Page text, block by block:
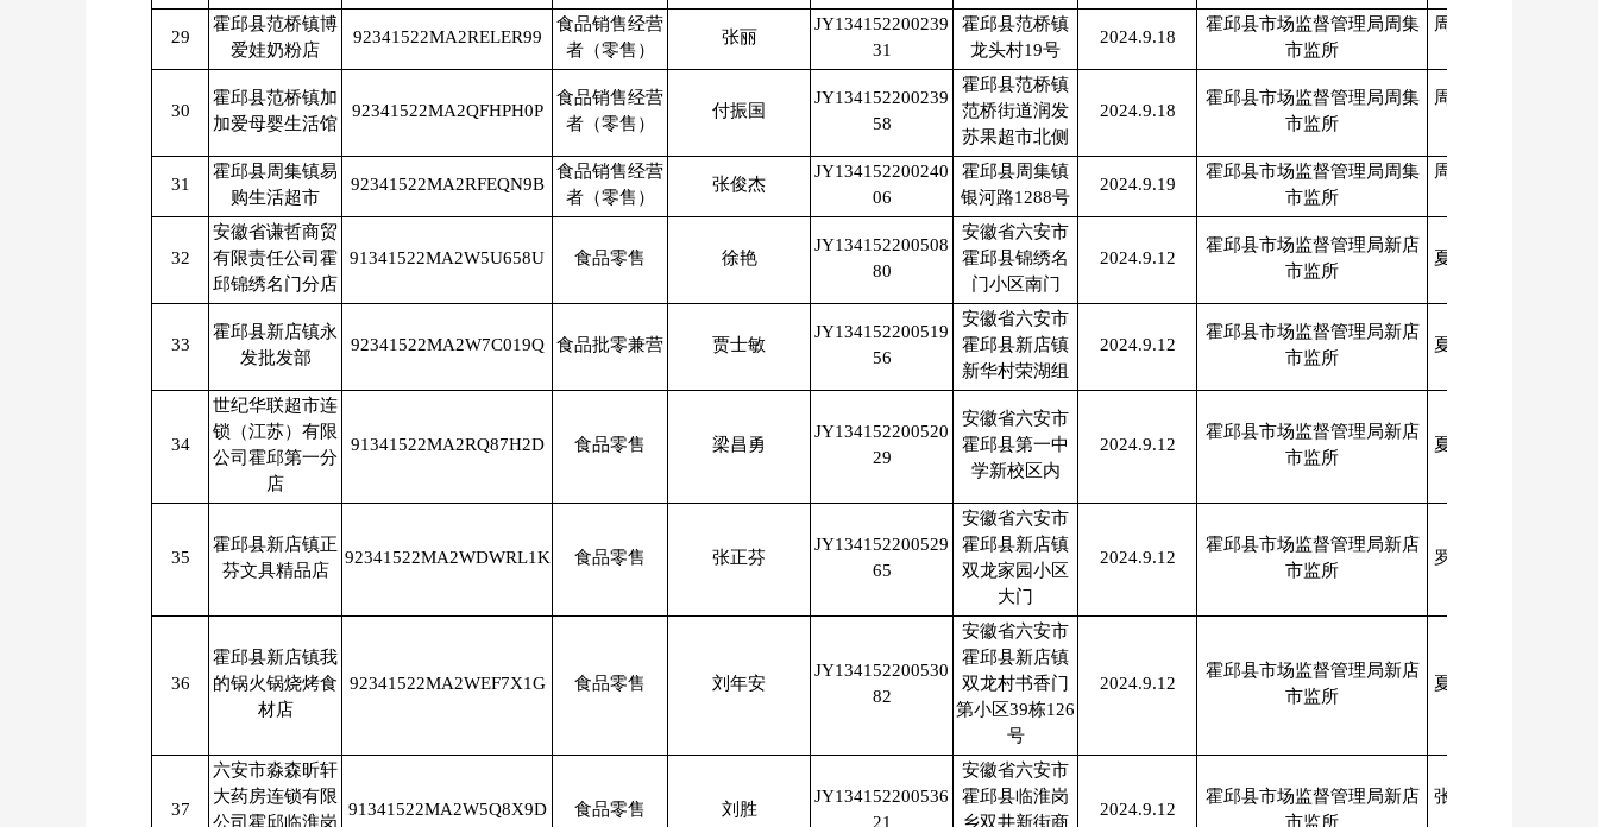
29
霍邱县范桥镇博
爱娃奶粉店
92341522MA2RELER99
食品销售经营
者（零售）
张丽
JY134152200239
31
霍邱县范桥镇
龙头村19号
2024.9.18
霍邱县市场监督管理局周集
市监所
周本军、温德
30
霍邱县范桥镇加
加爱母婴生活馆
92341522MA2QFHPH0P
食品销售经营
者（零售）
付振国
JY134152200239
58
霍邱县范桥镇
范桥街道润发
苏果超市北侧
2024.9.18
霍邱县市场监督管理局周集
市监所
周本军、温德
31
霍邱县周集镇易
购生活超市
92341522MA2RFEQN9B
食品销售经营
者（零售）
张俊杰
JY134152200240
06
霍邱县周集镇
银河路1288号
2024.9.19
霍邱县市场监督管理局周集
市监所
周本军、温德
32
安徽省谦哲商贸
有限责任公司霍
邱锦绣名门分店
91341522MA2W5U658U 食品零售 徐艳
JY134152200508
80
安徽省六安市
霍邱县锦绣名
门小区南门
2024.9.12
霍邱县市场监督管理局新店
市监所
夏保强、沙剑
33
霍邱县新店镇永
发批发部
92341522MA2W7C019Q 食品批零兼营 贾士敏
JY134152200519
56
安徽省六安市
霍邱县新店镇
新华村荣湖组
2024.9.12
霍邱县市场监督管理局新店
市监所
夏保强、沙剑
34
世纪华联超市连
锁（江苏）有限
公司霍邱第一分
店
91341522MA2RQ87H2D 食品零售 梁昌勇
JY134152200520
29
安徽省六安市
霍邱县第一中
学新校区内
2024.9.12
霍邱县市场监督管理局新店
市监所
夏保强、沙剑
35
霍邱县新店镇正
芬文具精品店
92341522MA2WDWRL1K 食品零售 张正芬
JY134152200529
65
安徽省六安市
霍邱县新店镇
双龙家园小区
大门
2024.9.12
霍邱县市场监督管理局新店
市监所
罗会成、张升
36
霍邱县新店镇我
的锅火锅烧烤食
材店
92341522MA2WEF7X1G 食品零售 刘年安
JY134152200530
82
安徽省六安市
霍邱县新店镇
双龙村书香门
第小区39栋126
号
2024.9.12
霍邱县市场监督管理局新店
市监所
夏保强、沙剑
37
六安市淼森昕轩
大药房连锁有限
公司霍邱临淮岗
91341522MA2W5Q8X9D 食品零售 刘胜
JY134152200536
21
安徽省六安市
霍邱县临淮岗
乡双井新街商
2024.9.12
霍邱县市场监督管理局新店
市监所
张传友、姜雨